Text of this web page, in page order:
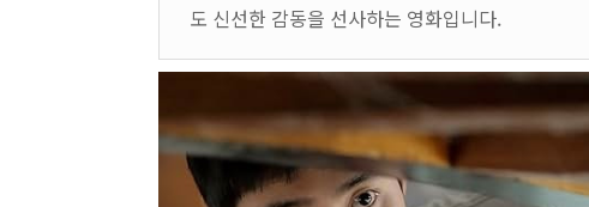
도 신선한 감동을 선사하는 영화입니다.